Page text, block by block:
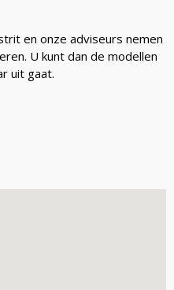
en onze adviseurs nemen
U kunt dan de modellen
uit gaat.